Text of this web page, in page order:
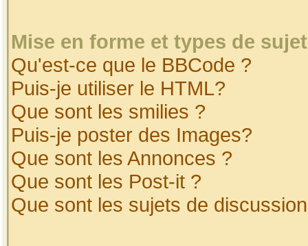
Mise en forme et types de
Qu'est-ce que le BBCode ?
Puis-je utiliser le HTML?
Que sont les smilies ?
Puis-je poster des Images?
Que sont les Annonces ?
Que sont les Post-it ?
Que sont les sujets de